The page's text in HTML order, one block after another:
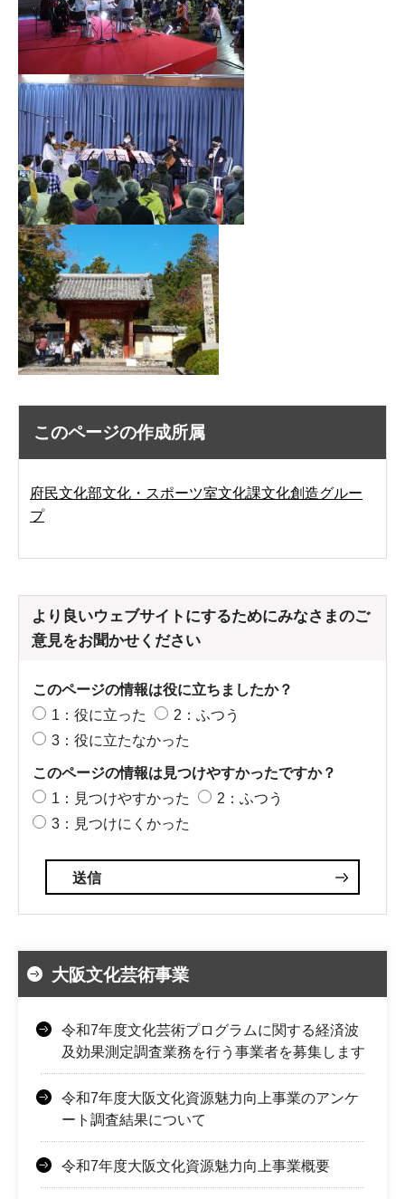
このページの作成所属
府民文化部文化・スポーツ室文化課文化創造グルー
プ
より良いウェブサイトにするためにみなさまのご
意見をお聞かせください
このページの情報は役に立ちましたか？
1：役に立った
2：ふつう
3：役に立たなかった
このページの情報は見つけやすかったですか？
1：見つけやすかった
2：ふつう
3：見つけにくかった
大阪文化芸術事業
令和7年度文化芸術プログラムに関する経済波
及効果測定調査業務を行う事業者を募集します
令和7年度大阪文化資源魅力向上事業のアンケ
ート調査結果について
令和7年度大阪文化資源魅力向上事業概要